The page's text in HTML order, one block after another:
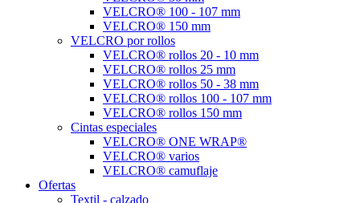
VELCRO® 100 - 107 mm
VELCRO® 150 mm
VELCRO por rollos
VELCRO® rollos 20 - 10 mm
VELCRO® rollos 25 mm
VELCRO® rollos 50 - 38 mm
VELCRO® rollos 100 - 107 mm
VELCRO® rollos 150 mm
Cintas especiales
VELCRO® ONE WRAP®
VELCRO® varios
VELCRO® camuflaje
Ofertas
Textil - calzado